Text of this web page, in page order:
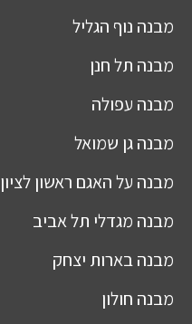
מבנה נוף הגליל
מבנה תל חנן
מבנה עפולה
מבנהגן שמואל
מבנה על האגם ראשון לציון
מבנה מגדלי תל אביב
מבנהבארות יצחק
מבנה חולון